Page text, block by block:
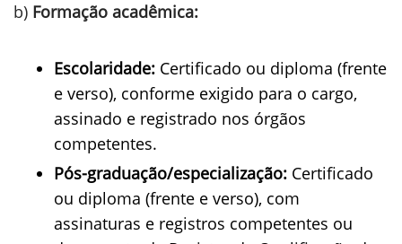
b) Formação acadêmica:
Escolaridade: Certificado ou diploma (frente
e verso), conforme exigido para o cargo,
assinado e registrado nos órgãos
competentes.
Pós-graduação/especialização: Certificado
ou diploma (frente e verso), com
assinaturas e registros competentes ou